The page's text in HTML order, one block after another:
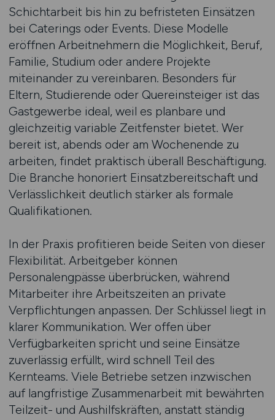
Schichtarbeit bis hin zu befristeten Einsätzen
bei Caterings oder Events. Diese Modelle
eröffnen Arbeitnehmern die Möglichkeit, Beruf,
Familie, Studium oder andere Projekte
miteinander zu vereinbaren. Besonders für
Eltern, Studierende oder Quereinsteiger ist das
Gastgewerbe ideal, weil es planbare und
gleichzeitig variable Zeitfenster bietet. Wer
bereit ist, abends oder am Wochenende zu
arbeiten, findet praktisch überall Beschäftigung.
Die Branche honoriert Einsatzbereitschaft und
Verlässlichkeit deutlich stärker als formale
Qualifikationen.
In der Praxis profitieren beide Seiten von dieser
Flexibilität. Arbeitgeber können
Personalengpässe überbrücken, während
Mitarbeiter ihre Arbeitszeiten an private
Verpflichtungen anpassen. Der Schlüssel liegt in
klarer Kommunikation. Wer offen über
Verfügbarkeiten spricht und seine Einsätze
zuverlässig erfüllt, wird schnell Teil des
Kernteams. Viele Betriebe setzen inzwischen
auf langfristige Zusammenarbeit mit bewährten
Teilzeit- und Aushilfskräften, anstatt ständig